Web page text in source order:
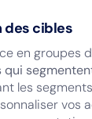
des cibles
en groupes
qui
les
vos